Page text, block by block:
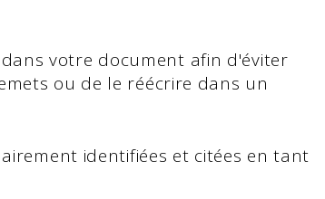
votre document afin d'éviter
ou de le réécrire dans un
identifiées et citées en tant